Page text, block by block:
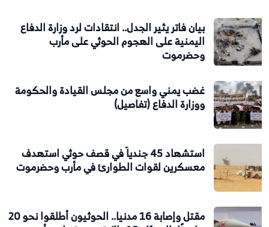
بيان فاتر يثير الجدل.. انتقادات لرد وزارة الدفاع
اليمنية على الهجوم الحوثي على مأرب
وحضرموت
غضب يمني واسع من مجلس القيادة والحكومة
ووزارة الدفاع (تفاصيل)
استشهاد 45 جندياً في قصف حوثي استهدف
معسكرين لقوات الطوارئ في مأرب وحضرموت
مقتل وإصابة 16 مدنيا.. الحوثيون أطلقوا نحو 20